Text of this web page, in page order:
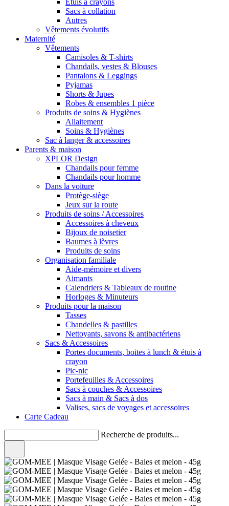
Étuis à crayons
Sacs à collation
Autres
Vêtements évolutifs
Maternité
Vêtements
Camisoles & T-shirts
Chandails, vestes & Blouses
Pantalons & Leggings
Pyjamas
Shorts & Jupes
Robes & ensembles 1 pièce
Produits de soins & Hygiènes
Allaitement
Soins & Hygiènes
Sac à langer & accessoires
Parents & maison
XPLOR Design
Chandails pour femme
Chandails pour homme
Dans la voiture
Protège-siège
Jeux sur la route
Produits de soins / Accessoires
Accessoires à cheveux
Bijoux de noisetier
Baumes à lèvres
Produits de soins
Organisation familiale
Aide-mémoire et divers
Aimants
Calendriers & Tableaux de routine
Horloges & Minuteurs
Produits pour la maison
Tasses
Chandelles & pastilles
Nettoyants, savons & antibactériens
Sacs & Accessoires
Portes documents, boites à lunch & étuis à
crayon
Pic-nic
Portefeuilles & Accessoires
Sacs à couches & Accessoires
Sacs à main & Sacs à dos
Valises, sacs de voyages et accessoires
Carte Cadeau
Recherche de produits...